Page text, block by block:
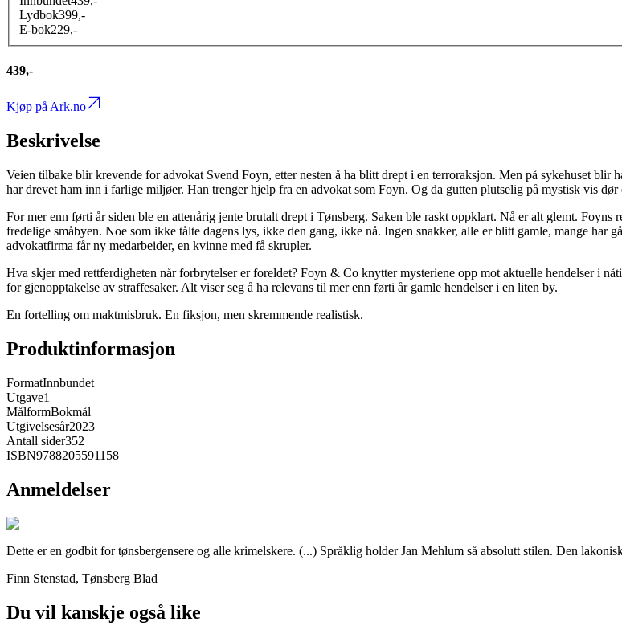
Lydbok399,-
E-bok229,-
439,-
Kjøp på Ark.no
Beskrivelse
Veien tilbake blir krevende for advokat Svend Foyn, etter nesten å ha blitt drept i en terroraksjon. Men på sykehuset
har drevet ham inn i farlige miljøer. Han trenger hjelp fra en advokat som Foyn. Og da gutten plutselig på mystisk vis dør
For mer enn førti år siden ble en attenårig jente brutalt drept i Tønsberg. Saken ble raskt oppklart. Nå er alt glemt.
fredelige småbyen. Noe som ikke tålte dagens lys, ikke den gang, ikke nå. Ingen snakker, alle er blitt gamle, mange
advokatfirma får ny medarbeider, en kvinne med få skrupler.
Hva skjer med rettferdigheten når forbrytelser er foreldet? Foyn & Co knytter mysteriene opp mot aktuelle hendelser i
for gjenopptakelse av straffesaker. Alt viser seg å ha relevans til mer enn førti år gamle hendelser i en liten by.
En fortelling om maktmisbruk. En fiksjon, men skremmende realistisk.
Produktinformasjon
FormatInnbundet
Utgave1
MålformBokmål
Utgivelsesår2023
Antall sider352
ISBN9788205591158
Anmeldelser
Dette er en godbit for tønsbergensere og alle krimelskere. (...) Språklig holder Jan Mehlum så absolutt stilen. Den
Finn Stenstad, Tønsberg Blad
Du vil kanskje også like